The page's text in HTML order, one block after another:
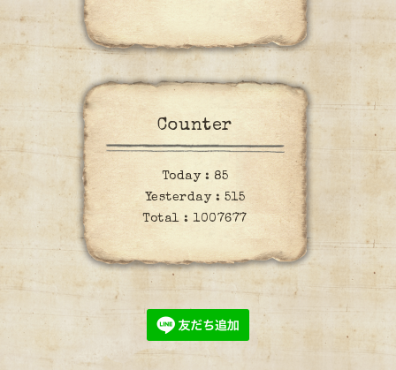
Counter
Today : 85
Yesterday : 515
Total :1007677